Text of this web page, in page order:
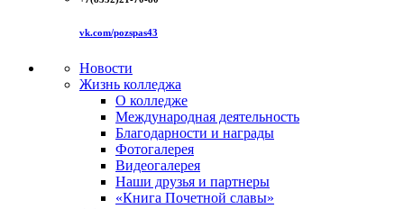
vk.com/pozspas43
Новости
Жизнь колледжа
О колледже
Международная деятельность
Благодарности и награды
Фотогалерея
Видеогалерея
Наши друзья и партнеры
«Книга Почетной славы»